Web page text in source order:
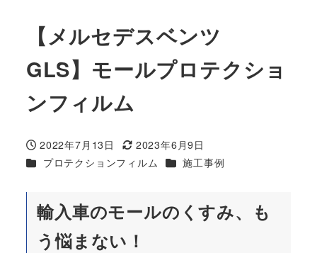
【メルセデスベンツ
GLS】モールプロテクショ
ンフィルム
投稿日
2022年7月13日
更新日
2023年6月9日
カテゴリー
プロテクションフィルム カテゴリー
施工事例
輸入車のモールのくすみ、も
う悩まない！